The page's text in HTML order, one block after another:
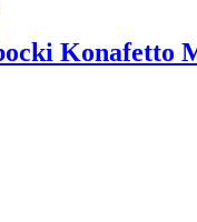
Konafetto